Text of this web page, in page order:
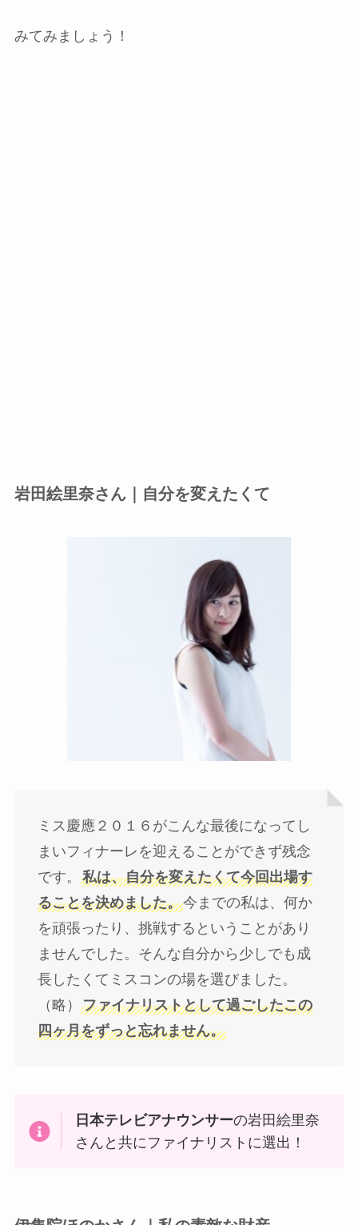
みてみましょう！
岩田絵里奈さん｜自分を変えたくて
ミス慶應２０１６がこんな最後になってし
まいフィナーレを迎えることができず残念
です。 私は、自分を変えたくて今回出場す
ることを決めました。今までの私は、何か
を頑張ったり、挑戦するということがあり
ませんでした。そんな自分から少しでも成
長したくてミスコンの場を選びました。
（略） ファイナリストとして過ごしたこの
四ヶ月をずっと忘れません。
日本テレビアナウンサーの岩田絵里奈
さんと共にファイナリストに選出！